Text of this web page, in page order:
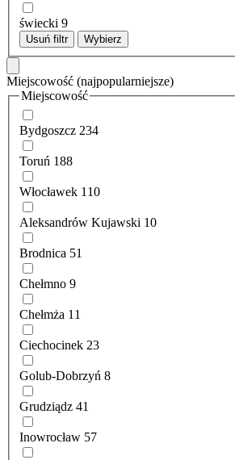
świecki 9
Usuń filtr Wybierz
Miejscowość (najpopularniejsze)
Miejscowość
Bydgoszcz 234
Toruń 188
Włocławek 110
Aleksandrów Kujawski 10
Brodnica 51
Chełmno 9
Chełmża 11
Ciechocinek 23
Golub-Dobrzyń 8
Grudziądz 41
Inowrocław 57